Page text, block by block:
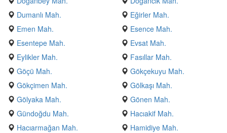
Dumanlı Mah.
Eğirler Mah.
Emen Mah.
Esence Mah.
Esentepe Mah.
Evsat Mah.
Eylikler Mah.
Fasıllar Mah.
Göçü Mah.
Gökçekuyu Mah.
Gökçimen Mah.
Gölkaşı Mah.
Gölyaka Mah.
Gönen Mah.
Gündoğdu Mah.
Hacıakif Mah.
Hacıarmağan Mah.
Hamidiye Mah.